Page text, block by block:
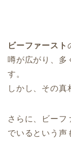
ビーファースト
噂が広がり、多
す。
しかし、その真
さらに、ビーフ
でいるという声